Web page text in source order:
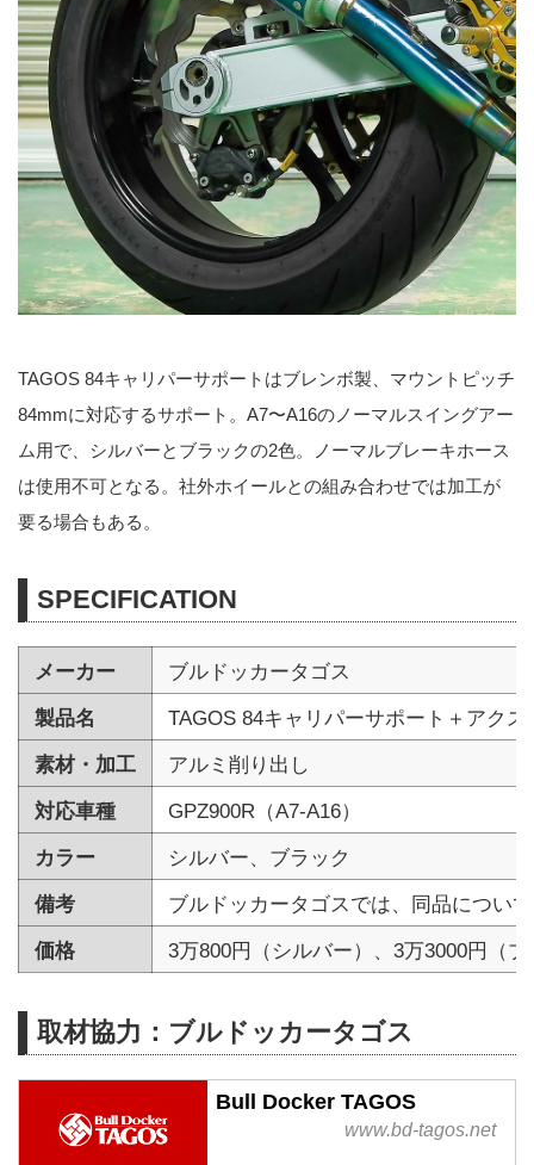
TAGOS 84キャリパーサポートはブレンボ製、マウントピッチ
84mmに対応するサポート。A7〜A16のノーマルスイングアー
ム用で、シルバーとブラックの2色。ノーマルブレーキホース
は使用不可となる。社外ホイールとの組み合わせでは加工が
要る場合もある。
SPECIFICATION
メーカー
ブルドッカータゴス
製品名
TAGOS 84キャリパーサポート＋アクス
素材・加工
アルミ削り出し
対応車種
GPZ900R（A7-A16）
カラー
シルバー、ブラック
備考
ブルドッカータゴスでは、同品につい
価格
3万800円（シルバー）、3万3000円（
取材協力：ブルドッカータゴス
Bull Docker TAGOS
www.bd-tagos.net